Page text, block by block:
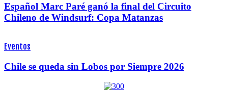
Español Marc Paré ganó la final del Circuito
Chileno de Windsurf: Copa Matanzas
Eventos
Chile se queda sin Lobos por Siempre 2026